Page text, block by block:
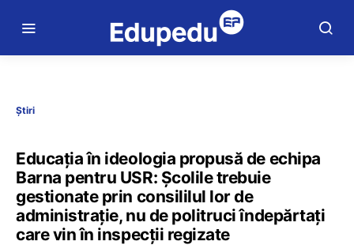
Știri
Educația în ideologia propusă de echipa
Barna pentru USR: Școlile trebuie
gestionate prin consililul lor de
administrație, nu de politruci îndepărtați
care vin în inspecții regizate